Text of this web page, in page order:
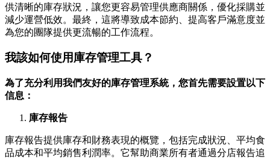
供清晰的庫存狀況，讓您更容易管理供應商關係，優化採購並
減少運營低效。最終，這將導致成本節約、提高客戶滿意度並
為您的團隊提供更流暢的工作流程。
我該如何使用庫存管理工具？
為了充分利用我們友好的庫存管理系統，您首先需要設置以下
信息：
庫存報告
庫存報告提供庫存和財務表現的概覽，包括完成狀況、平均食
品成本和平均銷售利潤率。它幫助商業所有者通過分店報告追